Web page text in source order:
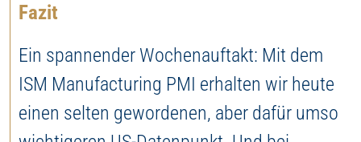
Fazit
Ein spannender Wochenauftakt: Mit dem
ISM Manufacturing PMI erhalten wir heute
einen selten gewordenen, aber dafür umso